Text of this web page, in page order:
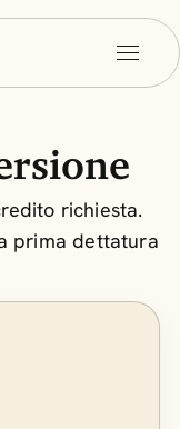
richiesta.
prima dettatura